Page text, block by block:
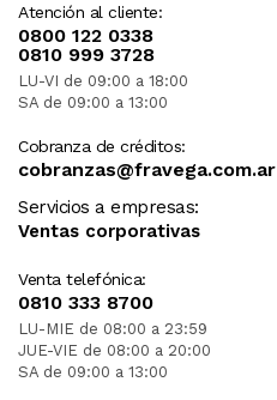
Atención al cliente:
0800 122 0338
0810 999 3728
LU-VI de 09:00 a 18:00
SA de 09:00 a 13:00
Cobranza de créditos:
cobranzas@fravega.com.ar
Servicios a empresas:
Ventas corporativas
Venta telefónica:
0810 333 8700
LU-MIE de 08:00 a 23:59
JUE-VIE de 08:00 a 20:00
SA de 09:00 a 13:00